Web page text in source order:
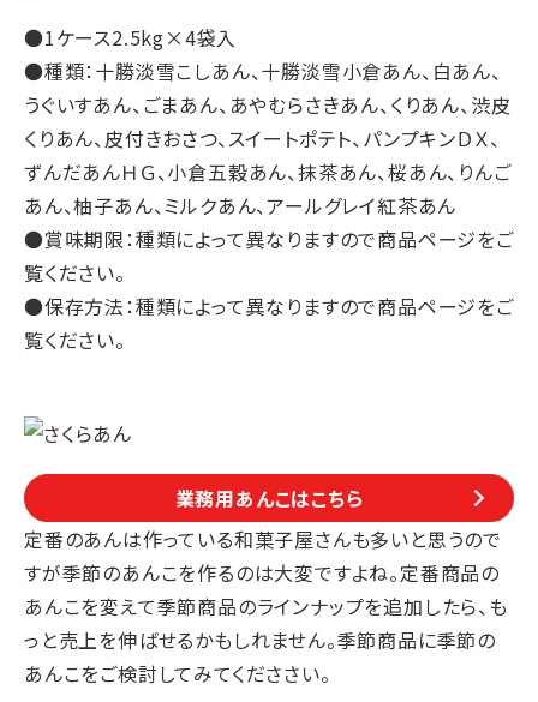
●1ケース2.5kg×4袋入
●種類：十勝淡雪こしあん、十勝淡雪小倉あん、白あん、
うぐいすあん、ごまあん、あやむらさきあん、くりあん、渋皮
くりあん、皮付きおさつ、スイートポテト、パンプキンＤＸ、
ずんだあんＨＧ、小倉五穀あん、抹茶あん、桜あん、りんご
あん、柚子あん、ミルクあん、アールグレイ紅茶あん
●賞味期限：種類によって異なりますので商品ページをご
覧ください。
●保存方法：種類によって異なりますので商品ページをご
覧ください。
業務用あんこはこちら
定番のあんは作っている和菓子屋さんも多いと思うので
すが季節のあんこを作るのは大変ですよね。定番商品の
あんこを変えて季節商品のラインナップを追加したら、も
っと売上を伸ばせるかもしれません。季節商品に季節の
あんこをご検討してみてくだささい。